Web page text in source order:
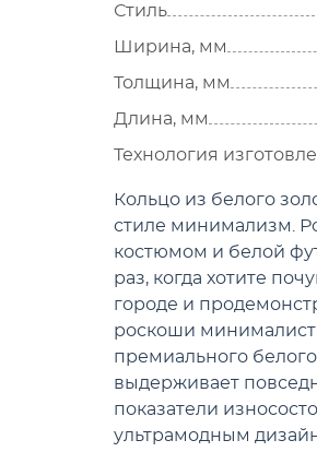
Стиль
Ширина, мм
Толщина, мм
Длина, мм
Технология
Кольцо из белого
стиле минимализм.
костюмом и белой
раз, когда хотите
городе и
роскоши
премиального
выдерживает
показатели
ультрамодным